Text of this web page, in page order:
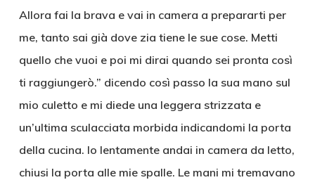
Allora fai la brava e vai in camera a prepararti per
me, tanto sai già dove zia tiene le sue cose. Metti
quello che vuoi e poi mi dirai quando sei pronta così
ti raggiungerò.” dicendo così passo la sua mano sul
mio culetto e mi diede una leggera strizzata e
un’ultima sculacciata morbida indicandomi la porta
della cucina. Io lentamente andai in camera da letto,
chiusi la porta alle mie spalle. Le mani mi tremavano